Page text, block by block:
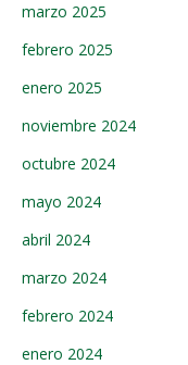
marzo 2025
febrero 2025
enero 2025
noviembre 2024
octubre 2024
mayo 2024
abril 2024
marzo 2024
febrero 2024
enero 2024